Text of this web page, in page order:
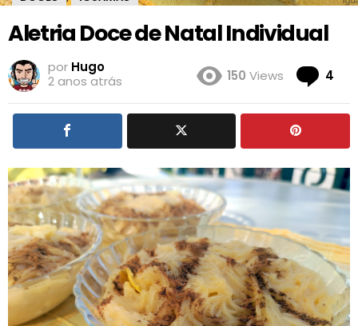
Aletria Doce de Natal Individual
por Hugo
2 anos atrás
150 Views 4